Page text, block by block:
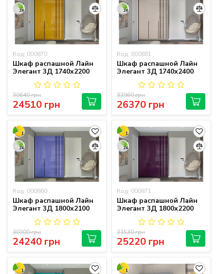
24
Код: 000870
Шкаф распашной Лайн
Элегант 3Д 1740х2200
24510 грн
30640 грн
24
Код: 000881
Шкаф распашной Лайн
Элегант 3Д 1740х2400
26370 грн
32960 грн
1
24
Код: 000860
Шкаф распашной Лайн
Элегант 3Д 1800х2100
24240 грн
30300 грн
1
24
Код: 000871
Шкаф распашной Лайн
Элегант 3Д 1800х2200
25220 грн
31530 грн
1 1